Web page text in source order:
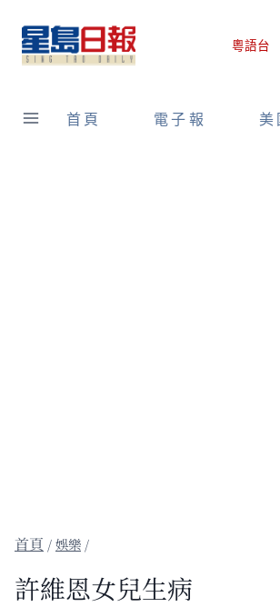
content
粵語台
首頁 電子報 美
/娛樂 /
許維恩女兒生病